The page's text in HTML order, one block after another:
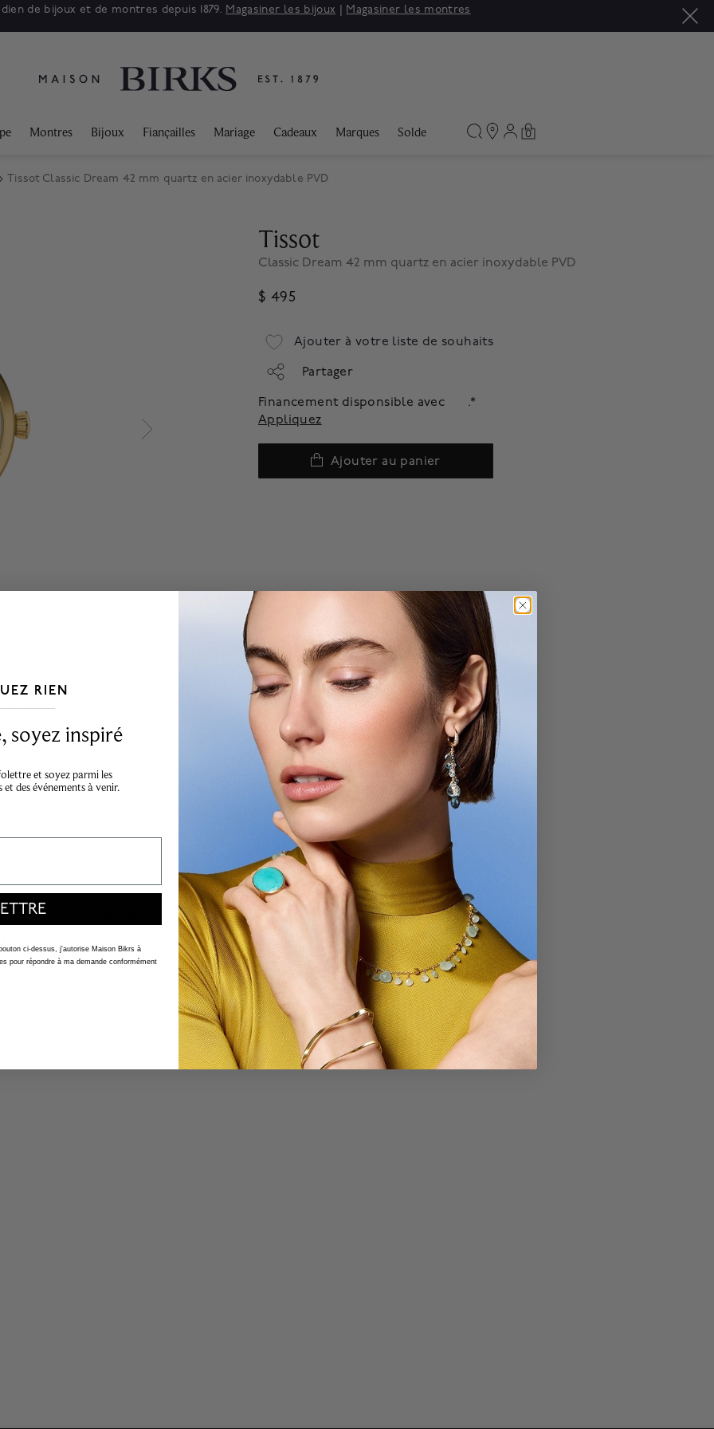
de bijoux et de montres depuis 1879. Magasiner les bijoux | Magasiner les montres
Montres Bijoux Fiançailles Mariage Cadeaux Marques Solde 0
Tissot Classic Dream 42 mm quartz en acier inoxydable PVD
composée de
modernes que classiques,
à toutes les situations.
avec la Tissot
Tissot
Classic Dream 42 mm quartz en acier inoxydable PVD
$ 495
Ajouter à votre liste de souhaits
Partager
Financement disponsible avec
.*
Appliquez
Ajouter au panier
RIEN
soyez inspiré
et soyez parmi les
des événements à venir.
ci-dessus, j'autorise Maison Bikrs à
pour répondre à ma demande conformément